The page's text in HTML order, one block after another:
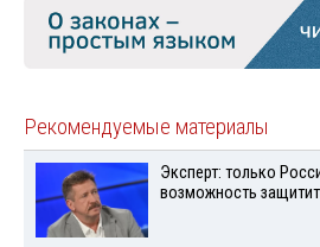
Рекомендуемые материалы
Эксперт: только
возможность